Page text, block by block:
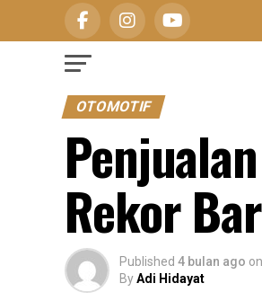
OTOMOTIF
Rekor
Published 4 bulan ago on
ByAdi Hidayat